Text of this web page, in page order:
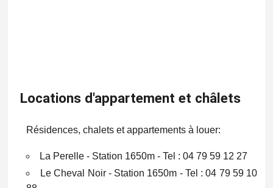
Locations d'appartement et châlets
Résidences, chalets et appartements à louer:
La Perelle - Station 1650m - Tel : 04 79 59 12 27
Le Cheval Noir - Station 1650m - Tel : 04 79 59 10